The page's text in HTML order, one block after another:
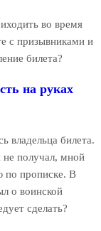
во время
с призывниками и
билета?
на руках
владельца билета.
не получал, мной
по прописке. В
о воинской
сделать?